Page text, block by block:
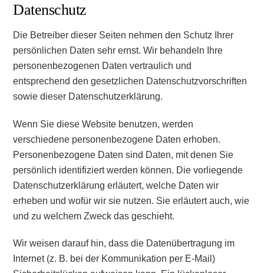
Datenschutz
Die Betreiber dieser Seiten nehmen den Schutz Ihrer
persönlichen Daten sehr ernst. Wir behandeln Ihre
personenbezogenen Daten vertraulich und
entsprechend den gesetzlichen Datenschutzvorschriften
sowie dieser Datenschutzerklärung.
Wenn Sie diese Website benutzen, werden
verschiedene personenbezogene Daten erhoben.
Personenbezogene Daten sind Daten, mit denen Sie
persönlich identifiziert werden können. Die vorliegende
Datenschutzerklärung erläutert, welche Daten wir
erheben und wofür wir sie nutzen. Sie erläutert auch, wie
und zu welchem Zweck das geschieht.
Wir weisen darauf hin, dass die Datenübertragung im
Internet (z. B. bei der Kommunikation per E-Mail)